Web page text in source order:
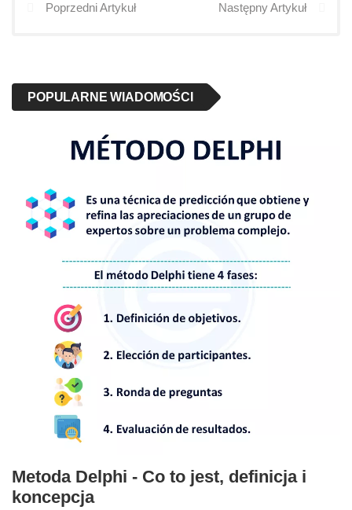
Poprzedni Artykuł Następny Artykuł
POPULARNE WIADOMOŚCI
Metoda Delphi - Co to jest, definicja i
koncepcja